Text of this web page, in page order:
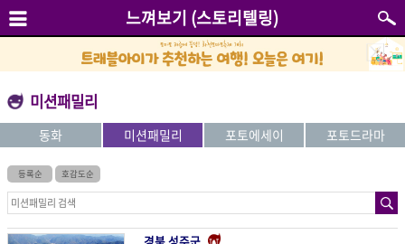
느껴보기 (스토리텔링)
미션패밀리
동화 미션패밀리 포토에세이 포토드라마
등록순 호감도순